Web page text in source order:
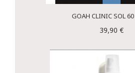
GOAH CLINIC SOL 60
39,90 €